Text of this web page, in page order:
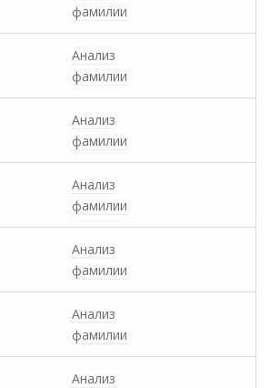
фамилии
Анализ
фамилии
Анализ
фамилии
Анализ
фамилии
Анализ
фамилии
Анализ
фамилии
Анализ